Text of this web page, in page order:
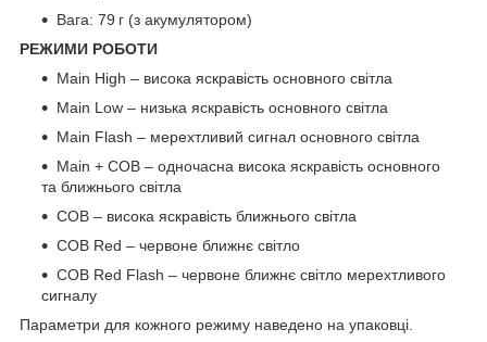
Вага: 79 г (з акумулятором)
РЕЖИМИ РОБОТИ
Main High – висока яскравість основного світла
Main Low – низька яскравість основного світла
Main Flash – мерехтливий сигнал основного світла
Main + COB – одночасна висока яскравість основного
та ближнього світла
COB – висока яскравість ближнього світла
COB Red – червоне ближнє світло
COB Red Flash – червоне ближнє світло мерехтливого
сигналу
Параметри для кожного режиму наведено на упаковці.